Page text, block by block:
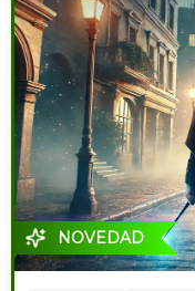
NOVEDAD